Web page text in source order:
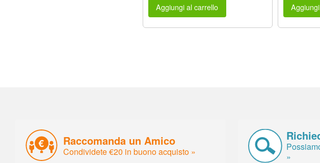
Aggiungi al carrello
Raccomanda un Amico
Condividete €20 in buono acquisto »
»